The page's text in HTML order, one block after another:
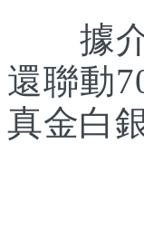
據介
還聯動
真金白